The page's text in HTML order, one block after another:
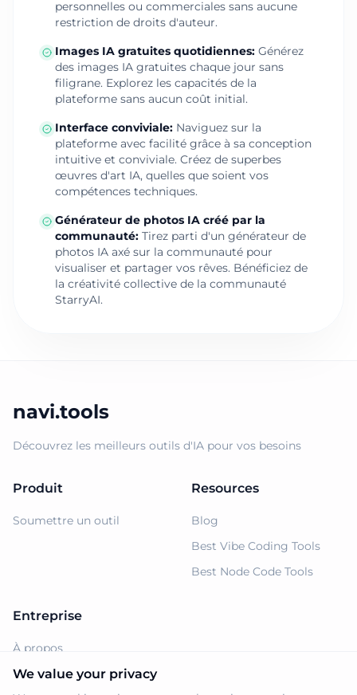
personnelles ou commerciales sans aucune
restriction de droits d'auteur.
Images IA gratuites quotidiennes: Générez
des images IA gratuites chaque jour sans
filigrane. Explorez les capacités de la
plateforme sans aucun coût initial.
Interface conviviale: Naviguez sur la
plateforme avec facilité grâce à sa conception
intuitive et conviviale. Créez de superbes
œuvres d'art IA, quelles que soient vos
compétences techniques.
Générateur de photos IA créé par la
communauté: Tirez parti d'un générateur de
photos IA axé sur la communauté pour
visualiser et partager vos rêves. Bénéficiez de
la créativité collective de la communauté
StarryAI.
navi.tools
Découvrez les meilleurs outils d'IA pour vos besoins
Produit
Soumettre un outil
Resources
Blog
Best Vibe Coding Tools
Best Node Code Tools
Entreprise
À propos
Support
We value your privacy